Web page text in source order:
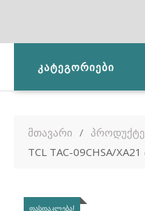
ᲙᲐᲢᲔᲒᲝᲠᲘᲔᲑᲘ
მთავარი
TCL TAC-09CHSA/
ᲤᲐᲡᲓᲐᲙᲚᲔᲑᲐ!